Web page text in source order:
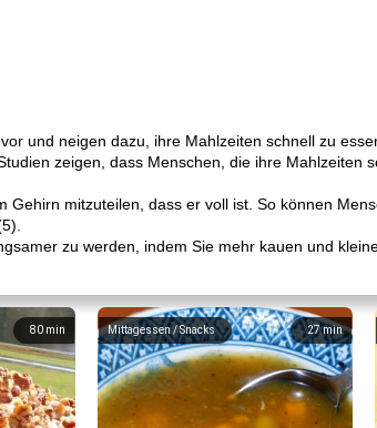
und neigen dazu, ihre Mahlzeiten schnell zu
zeigen, dass Menschen, die ihre Mahlzeiten
mitzuteilen, dass er voll ist. So können
zu werden, indem Sie mehr kauen und
80 min 27min
Mittagessen / Snacks